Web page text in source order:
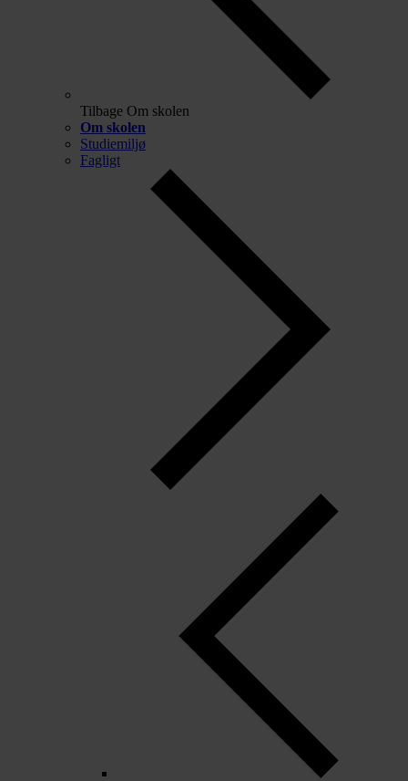
Tilbage Om skolen
Om skolen
Studiemiljø
Fagligt